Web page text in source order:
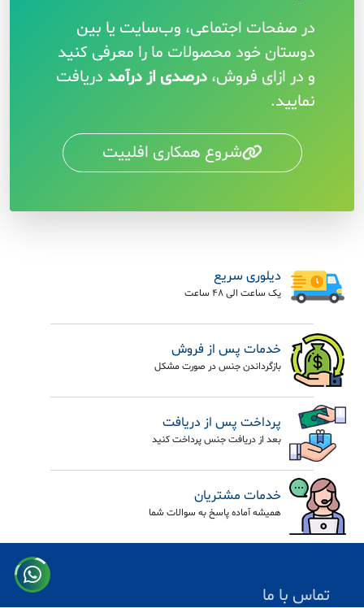
در صفحات اجتماعی، وب‌سایت یا بین
دوستان خود محصولات ما را معرفی کنید
و در ازای فروش، درصدی از درآمد دریافت
نمایید.
شروع همکاری افلییت
دیلوری سریع
یک ساعت الی 48 ساعت
خدمات پس از فروش
بازگرداندن جنس در صورت مشکل
پرداخت پس از دریافت
بعد از دریافت جنس پرداخت کنید
خدمات مشتریان
همیشه آماده پاسخ به سوالات شما
تماس با ما